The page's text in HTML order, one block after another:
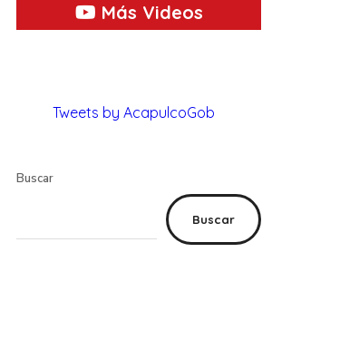
Más Videos
Tweets by AcapulcoGob
Buscar
Buscar